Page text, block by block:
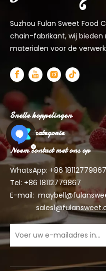
Suzhou Fulan Sweet Food
chain-fabrikant, wij
materialen voor de
Snelle koppelingen
Productcategorie
Neem contact met ons op
WhatsApp: +8618112779867
Tel: +86 18112779867
E-mail: